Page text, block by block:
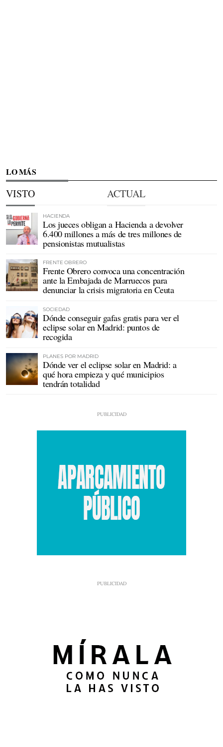
LO MÁS
VISTO ACTUAL
HACIENDA
Los jueces obligan a Hacienda a devolver
6.400 millones a más de tres millones de
pensionistas mutualistas
FRENTE OBRERO
Frente Obrero convoca una concentración
ante la Embajada de Marruecos para
denunciar la crisis migratoria en Ceuta
SOCIEDAD
Dónde conseguir gafas gratis para ver el
eclipse solar en Madrid: puntos de
recogida
PLANES POR MADRID
Dónde ver el eclipse solar en Madrid: a
qué hora empieza y qué municipios
tendrán totalidad